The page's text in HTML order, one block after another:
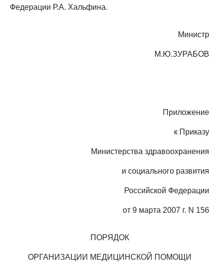
Федерации Р.А. Хальфина.
Министр
М.Ю.ЗУРАБОВ
Приложение
к Приказу
Министерства здравоохранения
и социального развития
Российской Федерации
от 9 марта 2007 г. N 156
ПОРЯДОК
ОРГАНИЗАЦИИ МЕДИЦИНСКОЙ ПОМОЩИ